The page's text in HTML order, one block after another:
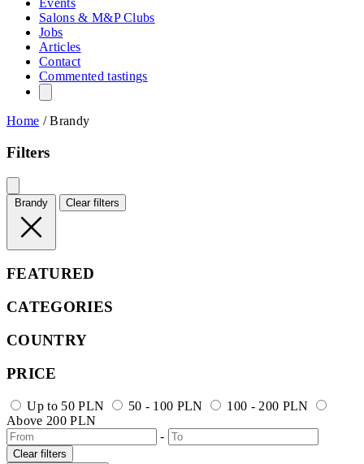
Events
Salons & M&P Clubs
Jobs
Articles
Contact
Commented tastings
Home /Brandy
Filters
Brandy Clear filters
FEATURED
CATEGORIES
COUNTRY
PRICE
Up to 50 PLN 50 - 100 PLN
100 - 200 PLN
Above 200 PLN
-
Clear filters